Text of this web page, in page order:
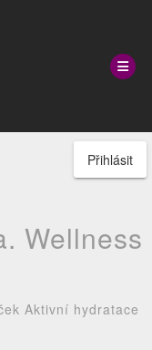
Přihlásit
Wellness
Aktivní hydratace